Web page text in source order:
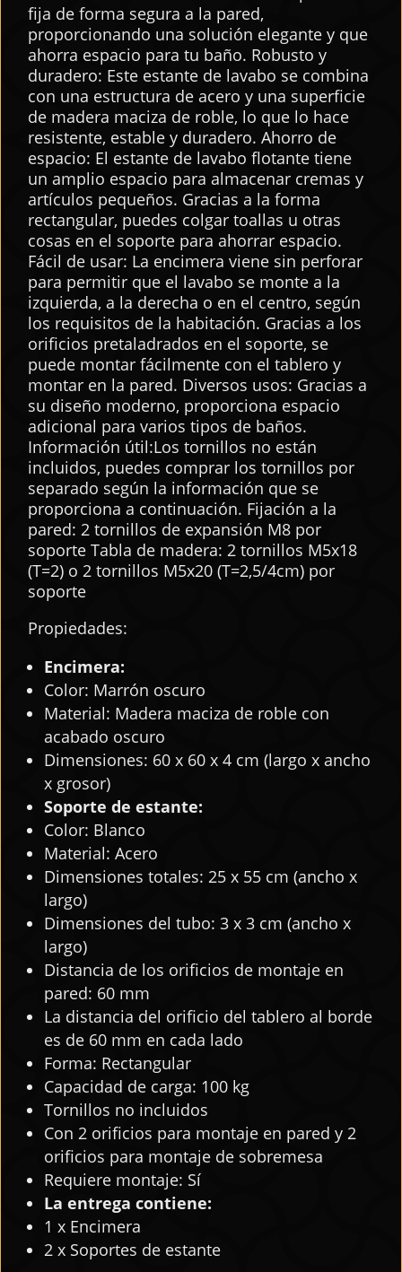
fija de forma segura a la pared,
proporcionando una solución elegante y que
ahorra espacio para tu baño. Robusto y
duradero: Este estante de lavabo se combina
con una estructura de acero y una superficie
de madera maciza de roble, lo que lo hace
resistente, estable y duradero. Ahorro de
espacio: El estante de lavabo flotante tiene
un amplio espacio para almacenar cremas y
artículos pequeños. Gracias a la forma
rectangular, puedes colgar toallas u otras
cosas en el soporte para ahorrar espacio.
Fácil de usar: La encimera viene sin perforar
para permitir que el lavabo se monte a la
izquierda, a la derecha o en el centro, según
los requisitos de la habitación. Gracias a los
orificios pretaladrados en el soporte, se
puede montar fácilmente con el tablero y
montar en la pared. Diversos usos: Gracias a
su diseño moderno, proporciona espacio
adicional para varios tipos de baños.
Información útil:Los tornillos no están
incluidos, puedes comprar los tornillos por
separado según la información que se
proporciona a continuación. Fijación a la
pared: 2 tornillos de expansión M8 por
soporte Tabla de madera: 2 tornillos M5x18
(T=2) o 2 tornillos M5x20 (T=2,5/4cm) por
soporte
Propiedades:
Encimera:
Color: Marrón oscuro
Material: Madera maciza de roble con
acabado oscuro
Dimensiones: 60 x 60 x 4 cm (largo x ancho
x grosor)
Soporte de estante:
Color: Blanco
Material: Acero
Dimensiones totales: 25 x 55 cm (ancho x
largo)
Dimensiones del tubo: 3 x 3 cm (ancho x
largo)
Distancia de los orificios de montaje en
pared: 60 mm
La distancia del orificio del tablero al borde
es de 60 mm en cada lado
Forma: Rectangular
Capacidad de carga: 100 kg
Tornillos no incluidos
Con 2 orificios para montaje en pared y 2
orificios para montaje de sobremesa
Requiere montaje: Sí
La entrega contiene:
1 x Encimera
2 x Soportes de estante